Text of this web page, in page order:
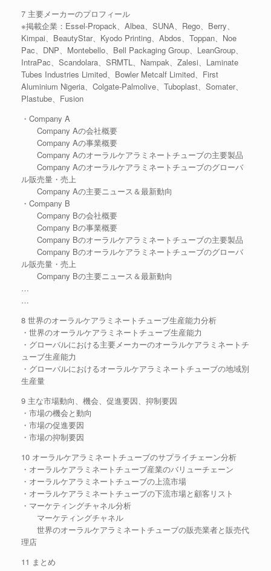
7 主要メーカーのプロフィール
※掲載企業：Essel-Propack、Albea、SUNA、Rego、Berry、
Kimpai、BeautyStar、Kyodo Printing、Abdos、Toppan、Noe
Pac、DNP、Montebello、Bell Packaging Group、LeanGroup、
IntraPac、Scandolara、SRMTL、Nampak、Zalesi、Laminate
Tubes Industries Limited、Bowler Metcalf Limited、First
Aluminium Nigeria、Colgate-Palmolive、Tuboplast、Somater、
Plastube、Fusion
・Company A
Company Aの会社概要
Company Aの事業概要
Company Aのオーラルケアラミネートチューブの主要製品
Company Aのオーラルケアラミネートチューブのグローバ
ル販売量・売上
Company Aの主要ニュース＆最新動向
・Company B
Company Bの会社概要
Company Bの事業概要
Company Bのオーラルケアラミネートチューブの主要製品
Company Bのオーラルケアラミネートチューブのグローバ
ル販売量・売上
Company Bの主要ニュース＆最新動向
…
…
8 世界のオーラルケアラミネートチューブ生産能力分析
・世界のオーラルケアラミネートチューブ生産能力
・グローバルにおける主要メーカーのオーラルケアラミネートチ
ューブ生産能力
・グローバルにおけるオーラルケアラミネートチューブの地域別
生産量
9 主な市場動向、機会、促進要因、抑制要因
・市場の機会と動向
・市場の促進要因
・市場の抑制要因
10 オーラルケアラミネートチューブのサプライチェーン分析
・オーラルケアラミネートチューブ産業のバリューチェーン
・オーラルケアラミネートチューブの上流市場
・オーラルケアラミネートチューブの下流市場と顧客リスト
・マーケティングチャネル分析
マーケティングチャネル
世界のオーラルケアラミネートチューブの販売業者と販売代
理店
11 まとめ